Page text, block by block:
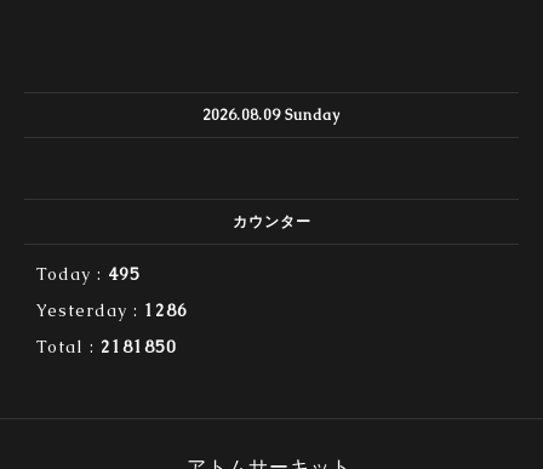
2026.08.09 Sunday
カウンター
Today : 495
Yesterday : 1286
Total : 2181850